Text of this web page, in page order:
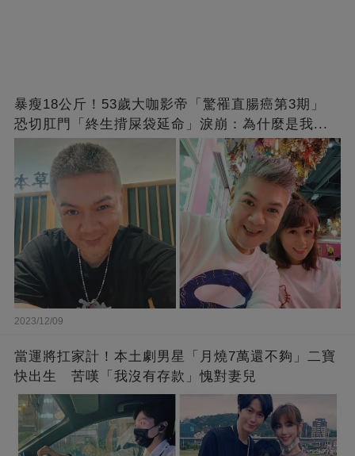
暴瘦18公斤！53歲大咖影帝「驚罹直腸癌第3期」
恐切肛門「終生揹屎袋延命」淚崩：為什麼是我...
2023/12/09
當運將扛家計！本土劇男星「月燒7萬還不夠」二寶
快出生 苦嘆「我沒有存款」愧對妻兒